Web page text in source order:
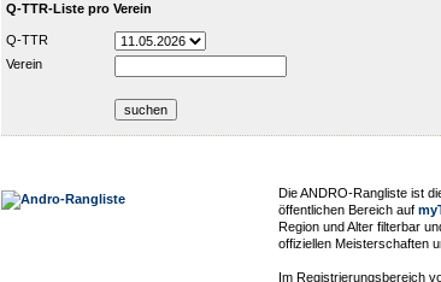
Q-TTR-Liste pro Verein
Q-TTR
Verein
Die ANDRO-Rangliste ist
öffentlichen Bereich auf
Region und Alter filterbar
offiziellen Meisterschaften
Im Registrierungsbereich